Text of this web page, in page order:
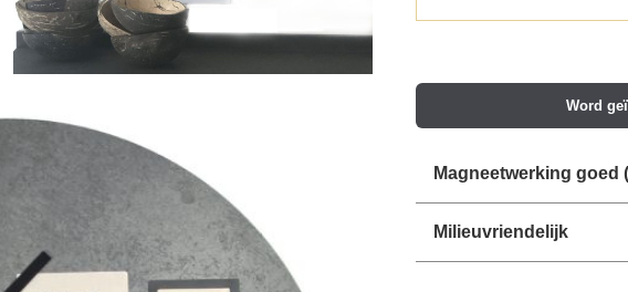
Word
Magneetwerking goed
Milieuvriendelijk